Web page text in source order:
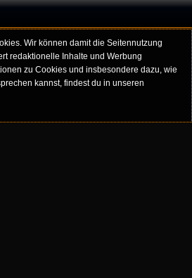
Wir können damit die Seitennutzung
redaktionelle Inhalte und Werbung
zu Cookies und insbesondere dazu, wie
kannst, findest du in unseren